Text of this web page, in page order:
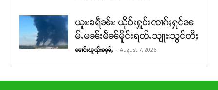
ယူႊၶရဵၼ်ႊ ယိုဝ်းႁူင်းၸၢၵ်ႈႁုင်ၼ
မ်ႉမၼ်းမဵၼ်မိူင်းရတ်ႉသျႃႊသွင်တီႈ
ၼၢင်းၽူၺ်းၼုမ်ႇ - August 7, 2026